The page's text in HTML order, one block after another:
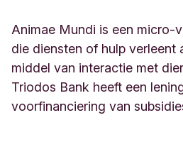
Animae Mundi is een micro-
die diensten of hulp verleent
middel van interactie met
Triodos Bank heeft een
voorfinanciering van